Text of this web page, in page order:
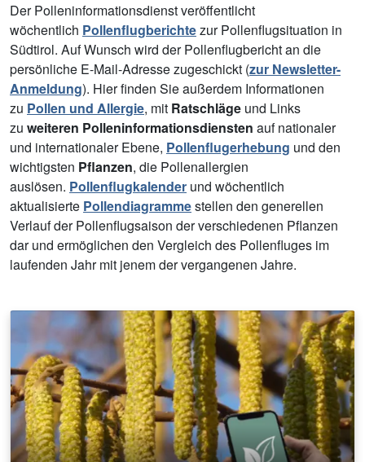
Der Polleninformationsdienst veröffentlicht
wöchentlich Pollenflugberichtezur Pollenflugsituation in
Südtirol. Auf Wunsch wird der Pollenflugbericht an die
persönliche E-Mail-Adresse zugeschickt (zur Newsletter-
Anmeldung). Hier finden Sie außerdem Informationen
zu Pollen und Allergie, mit Ratschläge und Links
zu weiteren Polleninformationsdiensten auf nationaler
und internationaler Ebene, Pollenflugerhebung und den
wichtigsten Pflanzen, die Pollenallergien
auslösen. Pollenflugkalender und wöchentlich
aktualisierte Pollendiagrammestellen den generellen
Verlauf der Pollenflugsaison der verschiedenen Pflanzen
dar und ermöglichen den Vergleich des Pollenfluges im
laufenden Jahr mit jenem der vergangenen Jahre.